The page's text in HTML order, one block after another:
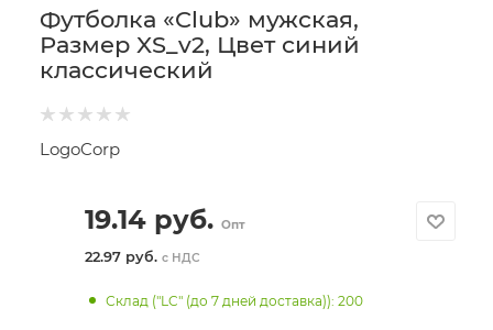
Футболка «Club» мужская,
Размер XS_v2, Цвет синий
классический
LogoCorp
19.14руб. Опт
22.97 руб. с НДС
Склад ("LC" (до 7 дней доставка)): 200